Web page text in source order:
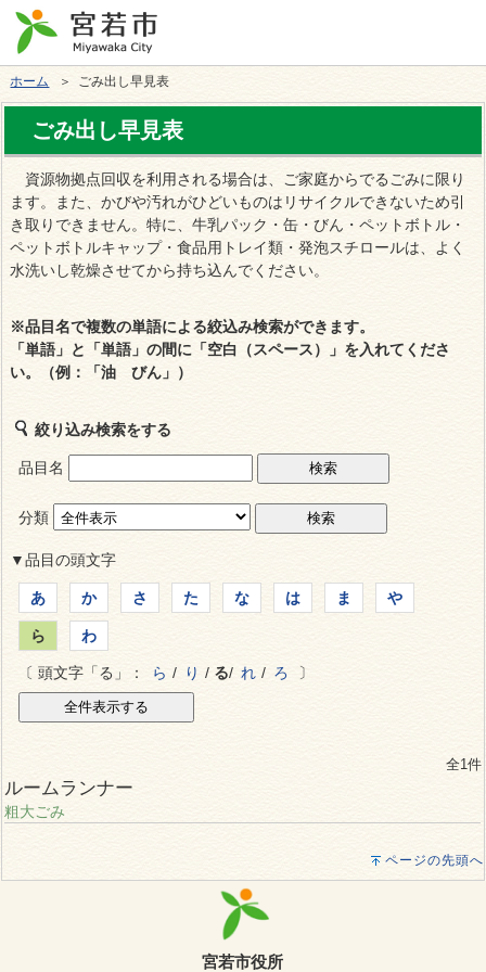
ホーム ＞ ごみ出し早見表
ごみ出し早見表
資源物拠点回収を利用される場合は、ご家庭からでるごみに限り
ます。また、かびや汚れがひどいものはリサイクルできないため引
き取りできません。特に、牛乳パック・缶・びん・ペットボトル・
ペットボトルキャップ・食品用トレイ類・発泡スチロールは、よく
水洗いし乾燥させてから持ち込んでください。
※品目名で複数の単語による絞込み検索ができます。
「単語」と「単語」の間に「空白（スペース）」を入れてくださ
い。（例：「油 びん」）
絞り込み検索をする
品目名
分類
▼品目の頭文字
あ か さ た な は ま や
ら わ
〔 頭文字「る」： ら / り / る/ れ / ろ 〕
全1件
ルームランナー
粗大ごみ
ページの先頭へ
宮若市役所